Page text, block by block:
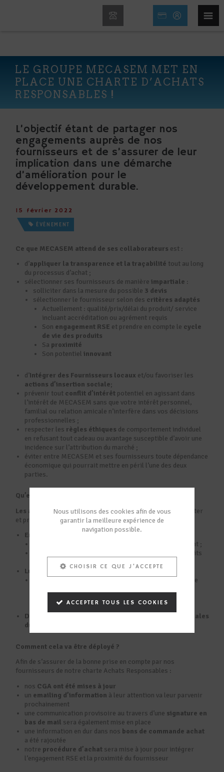
Nous utilisons des cookies afin de vous
garantir la meilleure expérience de
navigation possible.
CHOISIR CE QUE J'ACCEPTE
ACCEPTER TOUS LES COOKIES
LE GROUPE MECASEM MET EN
PLACE UNE CHARTE D’ACHATS
RESPONSABLES !
L’objectif étant de partager nos
engagements auprès de nos
fournisseurs et de s’assurer de leur
implication dans une démarche
d’amélioration pour le
développement durable.
15 février 2022
ÉVÉNEMENT
Ce que MECASEM attend de ses collaborateurs est :
d’appliquer la transparence et la traçabilité tout au long
du processus d’achat ;
sélectionner ses fournisseurs de manière impartiale :
solliciter dans la mesure du possible 3 devis
sélectionner le fournisseur selon des critères adaptés
Actuellement : qualité/prix/délai du produit/ service
incluant accréditation ou agrément requis
Son engagement RSE et prendre en compte le cycle
de vie des produits
Sa proximité
Son potentiel innovant
d’Intégrer des Fournisseurs locaux et/ou favoriser les
actions d’insertion sociale;
prévenir tout conflit d’intérêtpotentiel en agissant dans
l’intérêt de MECASEM sans que votre intérêt personnel,
familial ou relation amicale n’interfère dans vos décisions
professionnelles ;
respecter les règles éthiques de comportement individuel
en refusant tout cadeau ou avantage susceptible d’avoir une
incidence sur l’attribution du marché ;
éviter entre MECASEM et ses fournisseurs toute dépendance
économique qui pourrait mettre en péril l’une des deux
parties.
Qu’est-ce que cela change pour nos fournisseurs ?
Les attentes vis-à-vis de nos fournisseurssont de respecter
et promouvoir les principes fondamentaux suivants :
Environnement
Adhérer aux principes de protection de l’environnement ;
Respecter les réglementations REACH, RoHS et conflits
de minerais.
Lutte contre la corruption & Ethique des affaires
Respecter le principe de transparence et la politique de
avantages, des invitations ou des cadeaux, argent ou
Droits de l’Homme & respect des Normes internationales
du travail
Comment cela va être déployé ?
Afin de s’assurer de la bonne prise en compte par nos
fournisseurs de notre charte Achats Responsables :
nos CGA ont été mises à jour
un emailing d’information à leur attention va leur parvenir
prochainement
une communication provisoire au travers d’une signature en
bas de mail sera également mise en place
une information en dur dans nos bons de commande achat
a été rajoutée
notre procédure d’achatsera mise à jour pour intégrer
l’engagement RSE et la proximité du fournisseur